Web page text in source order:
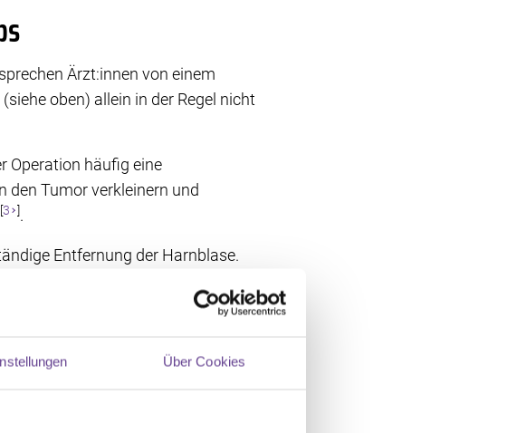
Über Cookies
Ärzt:innen von einem
oben) allein in der Regel nicht
Operation häufig eine
den Tumor verkleinern und
3 ].
Entfernung der Harnblase.
je nach Tumorausdehnung unter
Operationsverfahren
nach individueller Situation kann